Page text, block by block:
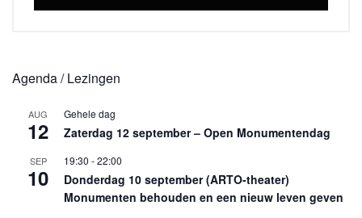
Agenda / Lezingen
AUG
12
Gehele dag
Zaterdag 12 september – Open Monumentendag
SEP
10
19:30 -22:00
Donderdag 10 september (ARTO-theater)
Monumenten behouden en een nieuw leven geven